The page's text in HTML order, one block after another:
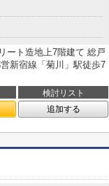
ート造地上7階建て 総戸
新宿線「菊川」駅徒歩7
検討リスト
追加する